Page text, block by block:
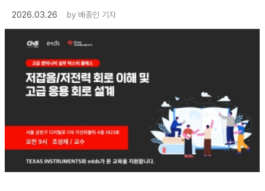
2026.03.26
by 배종인 기자